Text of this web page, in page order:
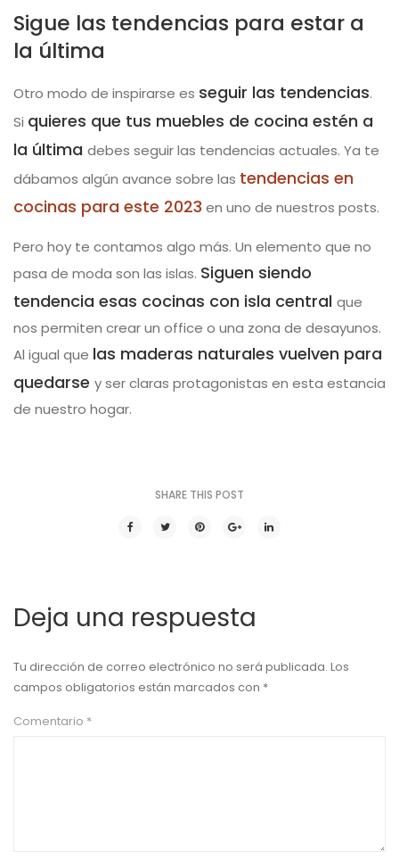
Sigue las tendencias para estar a
la última
Otro modo de inspirarse es seguir las tendencias.
Si quieres que tus muebles de cocina estén a
la última debes seguir las tendencias actuales. Ya te
dábamos algún avance sobre las tendencias en
cocinas para este 2023 en uno de nuestros posts.
Pero hoy te contamos algo más. Un elemento que no
pasa de moda son las islas. Siguen siendo
tendencia esas cocinas con isla central que
nos permiten crear un office o una zona de desayunos.
Al igual que las maderas naturales vuelven para
quedarse y ser claras protagonistas en esta estancia
de nuestro hogar.
SHARE THIS POST
Deja una respuesta
Tu dirección de correo electrónico no será publicada. Los
campos obligatorios están marcados con *
Comentario *